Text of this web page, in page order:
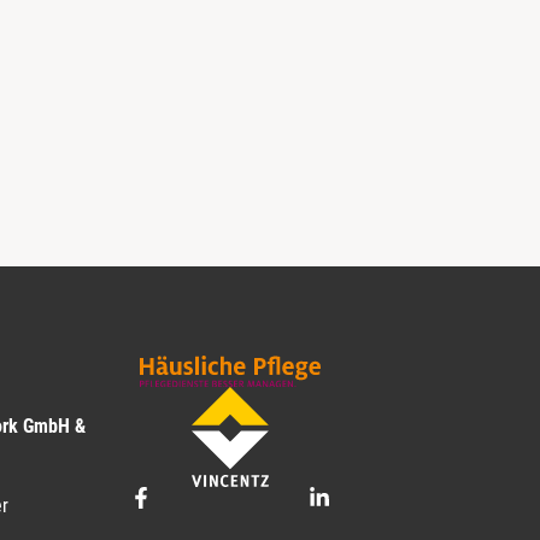
GmbH &